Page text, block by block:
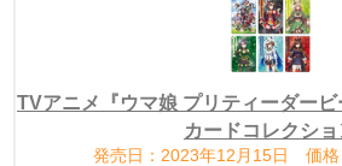
TVアニメ『ウマ娘 プリティーダー
カードコレクショ
発売日：2023年12月15日 価格